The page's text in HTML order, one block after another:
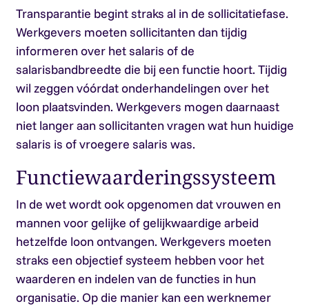
Transparantie begint straks al in de sollicitatiefase.
Werkgevers moeten sollicitanten dan tijdig
informeren over het salaris of de
salarisbandbreedte die bij een functie hoort. Tijdig
wil zeggen vóórdat onderhandelingen over het
loon plaatsvinden. Werkgevers mogen daarnaast
niet langer aan sollicitanten vragen wat hun huidige
salaris is of vroegere salaris was.
Functiewaarderingssysteem
In de wet wordt ook opgenomen dat vrouwen en
mannen voor gelijke of gelijkwaardige arbeid
hetzelfde loon ontvangen. Werkgevers moeten
straks een objectief systeem hebben voor het
waarderen en indelen van de functies in hun
organisatie. Op die manier kan een werknemer